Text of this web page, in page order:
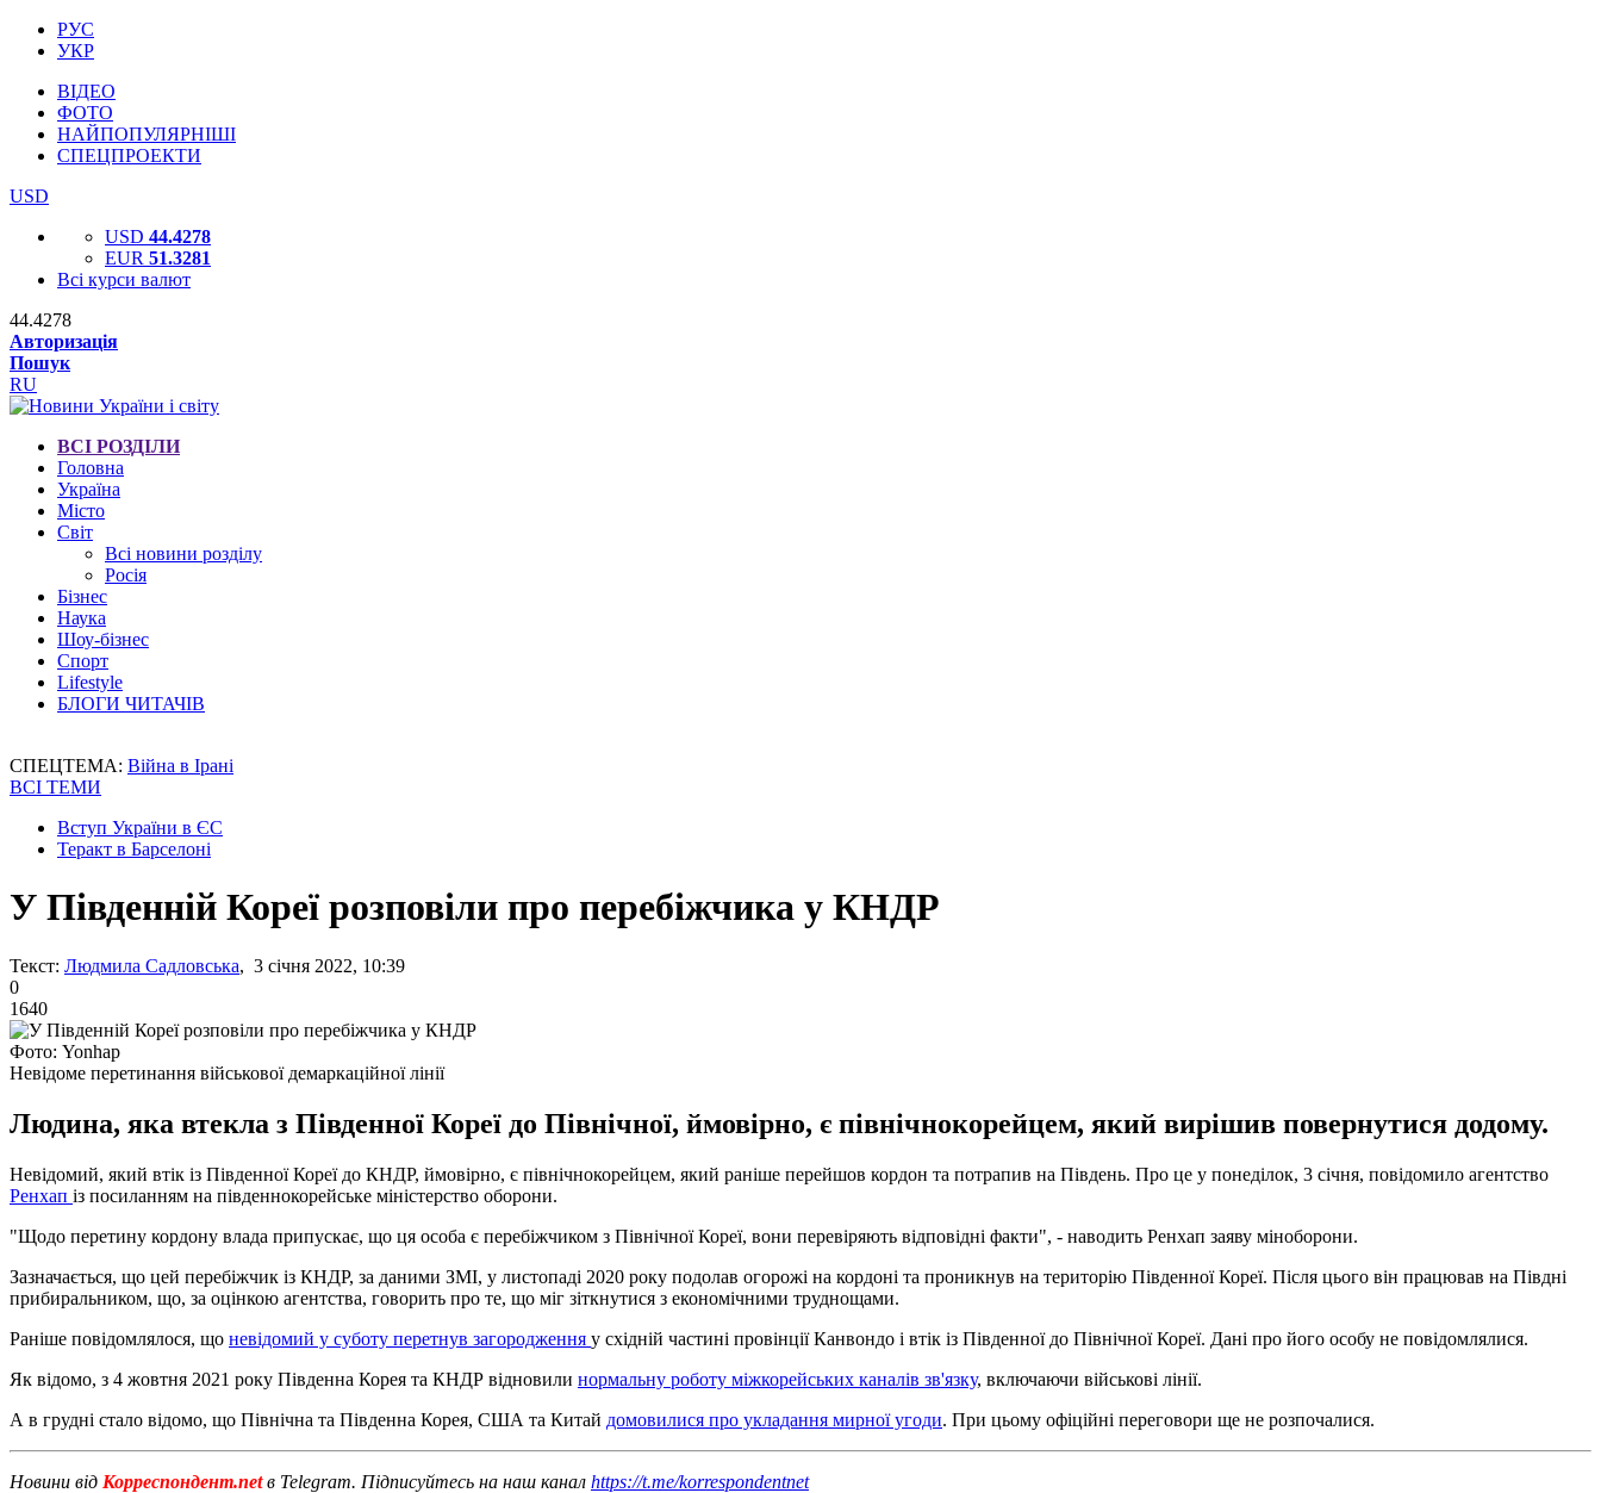
РУС
УКР
ВІДЕО
ФОТО
НАЙПОПУЛЯРНІШІ
СПЕЦПРОЕКТИ
USD
USD 44.4278
EUR 51.3281
Всі курси валют
44.4278
Авторизація
Пошук
RU
ВСІ РОЗДІЛИ
Головна
Україна
Місто
Світ
Всі новини розділу
Росія
Бізнес
Наука
Шоу-бізнес
Спорт
Lifestyle
БЛОГИ ЧИТАЧІВ
СПЕЦТЕМА: Війна в Ірані
ВСІ ТЕМИ
Вступ України в ЄС
Теракт в Барселоні
У Південній Кореї розповіли про перебіжчика у КНДР
Текст: Людмила Садловська, 3 січня 2022, 10:39
0
1640
Фото: Yonhap
Невідоме перетинання військової демаркаційної лінії
Людина, яка втекла з Південної Кореї до Північної, ймовірно, є північнокорейцем, який вирішив повернутися додому.
Невідомий, який втік із Південної Кореї до КНДР, ймовірно, є північнокорейцем, який раніше перейшов кордон та потрапив на Південь. Про це у понеділок, 3 січня, повідомило агентство
Ренхап із посиланням на південнокорейське міністерство оборони.
"Щодо перетину кордону влада припускає, що ця особа є перебіжчиком з Північної Кореї, вони перевіряють відповідні факти", - наводить Ренхап заяву міноборони.
Зазначається, що цей перебіжчик із КНДР, за даними ЗМІ, у листопаді 2020 року подолав огорожі на кордоні та проникнув на територію Південної Кореї. Після цього він працював на Півдні
прибиральником, що, за оцінкою агентства, говорить про те, що міг зіткнутися з економічними труднощами.
Раніше повідомлялося, що невідомий у суботу перетнув загородження у східній частині провінції Канвондо і втік із Південної до Північної Кореї. Дані про його особу не повідомлялися.
Як відомо, з 4 жовтня 2021 року Південна Корея та КНДР відновили нормальну роботу міжкорейських каналів зв'язку, включаючи військові лінії.
А в грудні стало відомо, що Північна та Південна Корея, США та Китай домовилися про укладання мирної угоди. При цьому офіційні переговори ще не розпочалися.
Новини від Корреспондент.netв Telegram. Підписуйтесь на наш канал https://t.me/korrespondentnet